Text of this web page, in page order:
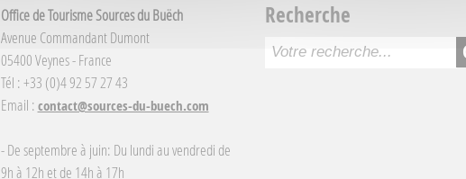
Office de Tourisme Sources du Buëch
Avenue Commandant Dumont
05400 Veynes - France
Tél : +33 (0)4 92 57 27 43
Email :contact@sources-du-buech.com
- De septembre à juin: Du lundi au vendredi de
9h à 12h et de 14h à 17h
Recherche